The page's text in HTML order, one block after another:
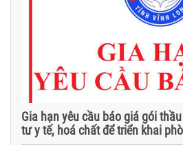
Gia hạn yêu cầu báo giá gói
tư y tế, hoá chất để triển khai